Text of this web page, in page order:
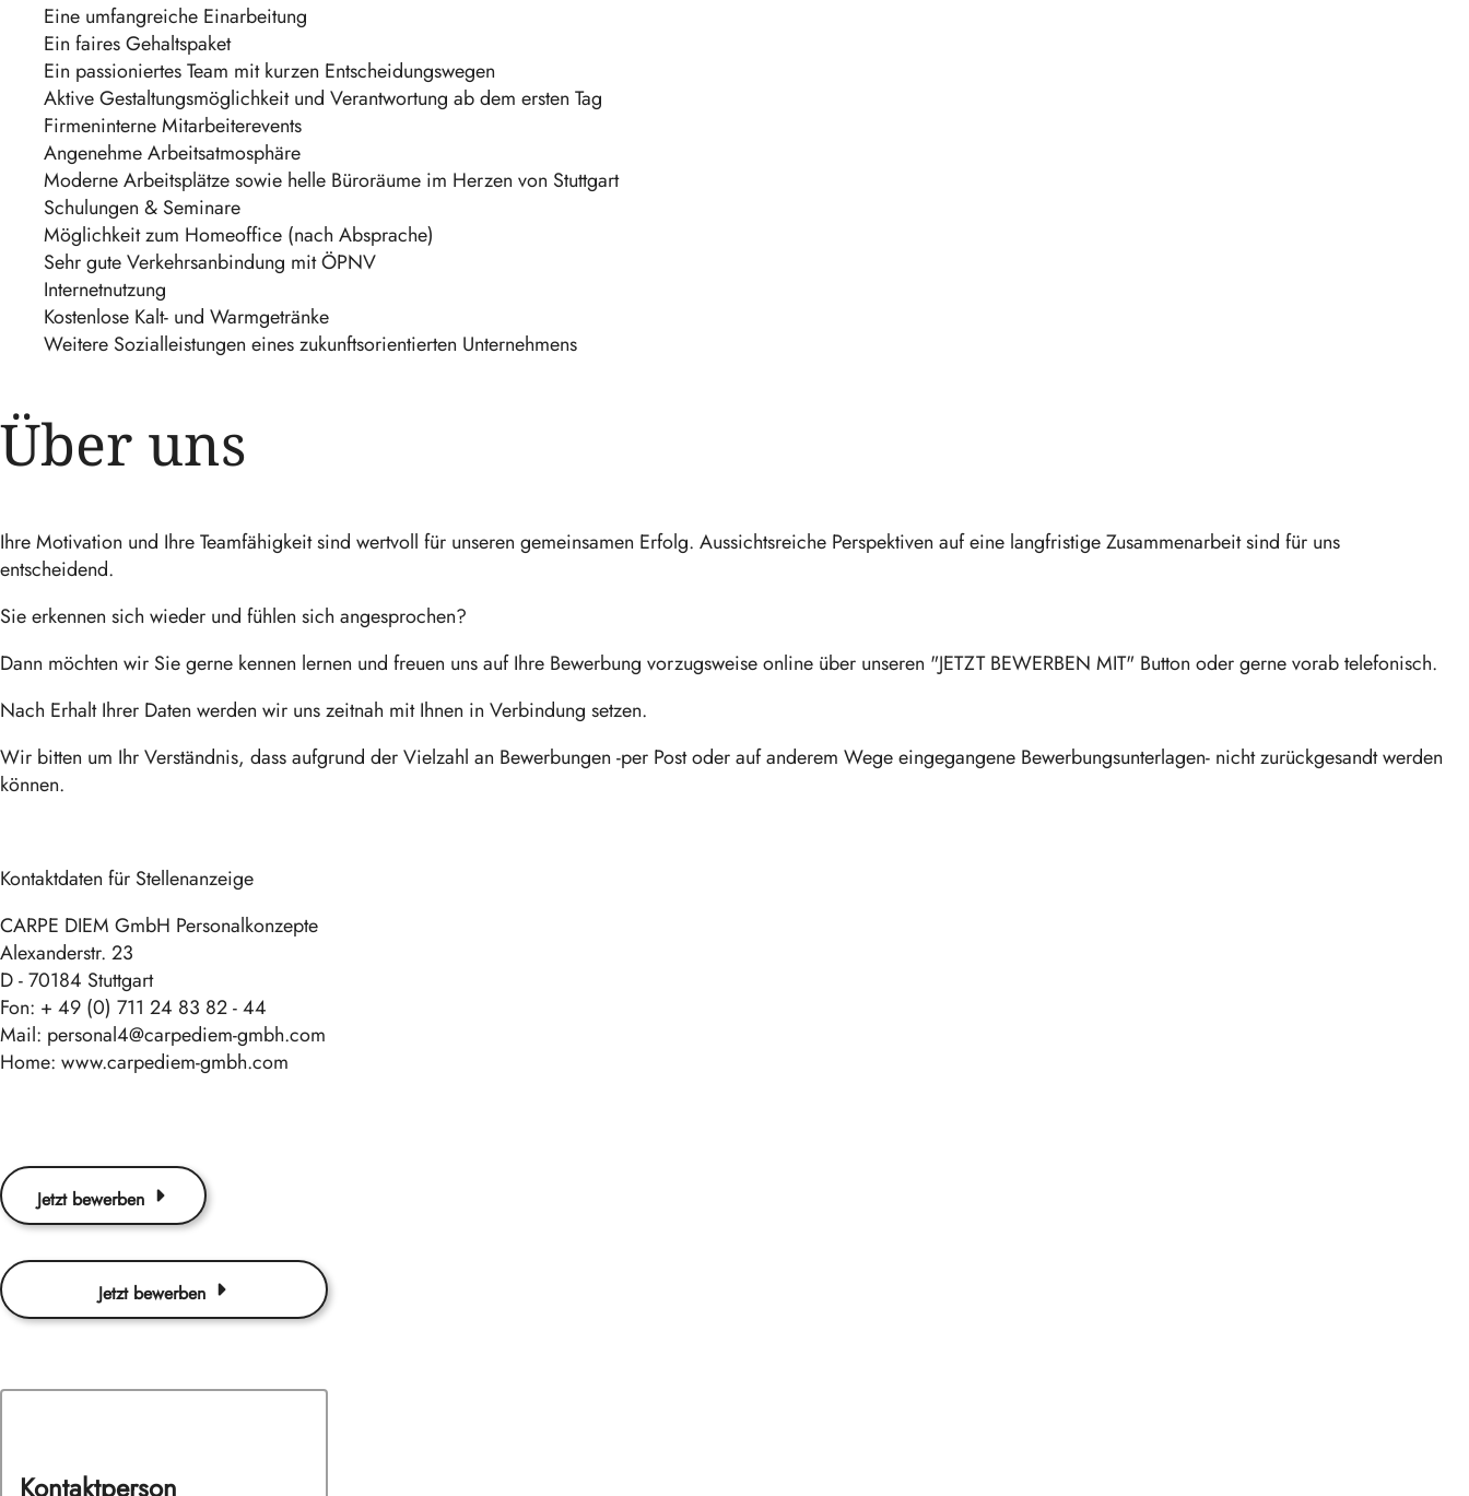
Eine umfangreiche Einarbeitung
Ein faires Gehaltspaket
Ein passioniertes Team mit kurzen Entscheidungswegen
Aktive Gestaltungsmöglichkeit und Verantwortung ab dem ersten Tag
Firmeninterne Mitarbeiterevents
Angenehme Arbeitsatmosphäre
Moderne Arbeitsplätze sowie helle Büroräume im Herzen von Stuttgart
Schulungen & Seminare
Möglichkeit zum Homeoffice (nach Absprache)
Sehr gute Verkehrsanbindung mit ÖPNV
Internetnutzung
Kostenlose Kalt- und Warmgetränke
Weitere Sozialleistungen eines zukunftsorientierten Unternehmens
Über uns
Ihre Motivation und Ihre Teamfähigkeit sind wertvoll für unseren gemeinsamen Erfolg. Aussichtsreiche Perspektiven auf eine langfristige Zusammenarbeit sind für uns
entscheidend.
Sie erkennen sich wieder und fühlen sich angesprochen?
Dann möchten wir Sie gerne kennen lernen und freuen uns auf Ihre Bewerbung vorzugsweise online über unseren "JETZT BEWERBEN MIT" Button oder gerne vorab telefonisch.
Nach Erhalt Ihrer Daten werden wir uns zeitnah mit Ihnen in Verbindung setzen.
Wir bitten um Ihr Verständnis, dass aufgrund der Vielzahl an Bewerbungen -per Post oder auf anderem Wege eingegangene Bewerbungsunterlagen- nicht zurückgesandt werden
können.
Kontaktdaten für Stellenanzeige
CARPE DIEM GmbH Personalkonzepte
Alexanderstr. 23
D - 70184 Stuttgart
Fon: + 49 (0) 711 24 83 82 - 44
Mail: personal4@carpediem-gmbh.com
Home: www.carpediem-gmbh.com
Jetzt bewerben
Jetzt bewerben
Kontaktperson